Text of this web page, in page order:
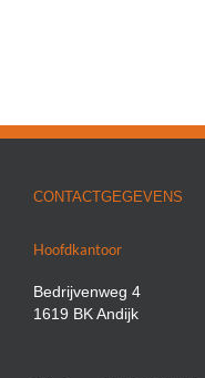
CONTACTGEGEVENS
Hoofdkantoor
Bedrijvenweg 4
1619 BK Andijk